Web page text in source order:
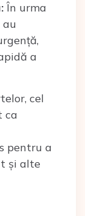
În urma
a
cel
ca
pentru a
și alte